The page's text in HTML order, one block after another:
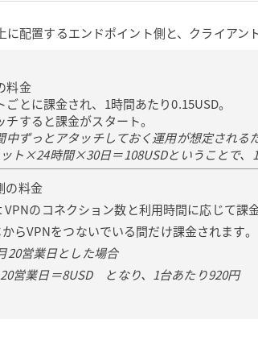
に配置するエンドポイント側と、クライアン
料金
とに課金され、1時間あたり0.15USD。
すると課金がスタート。
中ずっとアタッチしておく運用が想定され
ト×24時間×30日＝108USDということで、
の料金
のコネクション数と利用時間に応じて課
らVPNをつないでいる間だけ課金されます。
20営業日とした場合
営業日＝8USD となり、1台あたり920円